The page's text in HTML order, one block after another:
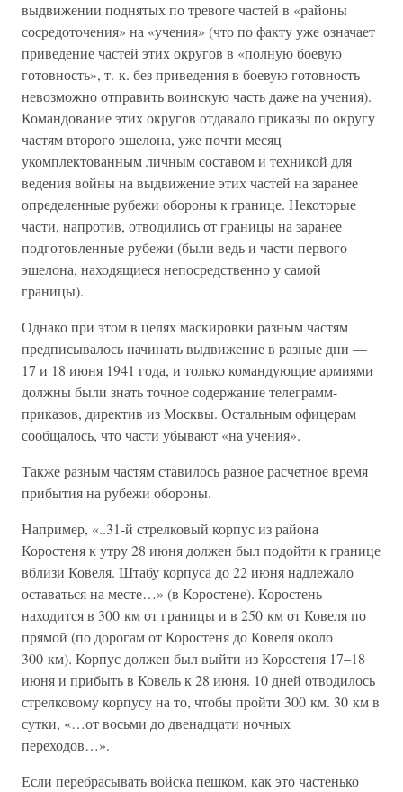
выдвижении поднятых по тревоге частей в «районы
сосредоточения» на «учения» (что по факту уже означает
приведение частей этих округов в «полную боевую
готовность», т. к. без приведения в боевую готовность
невозможно отправить воинскую часть даже на учения).
Командование этих округов отдавало приказы по округу
частям второго эшелона, уже почти месяц
укомплектованным личным составом и техникой для
ведения войны на выдвижение этих частей на заранее
определенные рубежи обороны к границе. Некоторые
части, напротив, отводились от границы на заранее
подготовленные рубежи (были ведь и части первого
эшелона, находящиеся непосредственно у самой
границы).
Однако при этом в целях маскировки разным частям
предписывалось начинать выдвижение в разные дни —
17 и 18 июня 1941 года, и только командующие армиями
должны были знать точное содержание телеграмм-
приказов, директив из Москвы. Остальным офицерам
сообщалось, что части убывают «на учения».
Также разным частям ставилось разное расчетное время
прибытия на рубежи обороны.
Например, «..31-й стрелковый корпус из района
Коростеня к утру 28 июня должен был подойти к границе
вблизи Ковеля. Штабу корпуса до 22 июня надлежало
оставаться на месте…» (в Коростене). Коростень
находится в 300 км от границы и в 250 км от Ковеля по
прямой (по дорогам от Коростеня до Ковеля около
300 км). Корпус должен был выйти из Коростеня 17–18
июня и прибыть в Ковель к 28 июня. 10 дней отводилось
стрелковому корпусу на то, чтобы пройти 300 км. 30 км в
сутки, «…от восьми до двенадцати ночных
переходов…».
Если перебрасывать войска пешком, как это частенько